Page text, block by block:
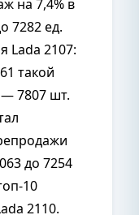
на 7,4% в
7282 ед.
Lada 2107:
такой
7807 шт.
до 7254
10
2110.